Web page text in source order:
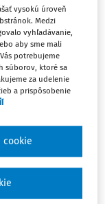
práva:
Praha,
7-6
vysokú úroveň
Medzi
vyhľadávanie,
aby sme mali
potrebujeme
súborov, ktoré sa
za udelenie
a prispôsobenie